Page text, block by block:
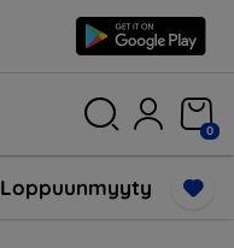
0
Loppuunmyyty